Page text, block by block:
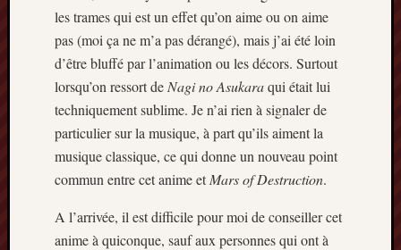
les trames qui est un effet qu’on aime ou on aime
pas (moi ça ne m’a pas dérangé), mais j’ai été loin
d’être bluffé par l’animation ou les décors. Surtout
lorsqu’on ressort de Nagi no Asukaraqui était lui
techniquement sublime. Je n’ai rien à signaler de
particulier sur la musique, à part qu’ils aiment la
musique classique, ce qui donne un nouveau point
commun entre cet anime et Mars of Destruction.
A l’arrivée, il est difficile pour moi de conseiller cet
anime à quiconque, sauf aux personnes qui ont à